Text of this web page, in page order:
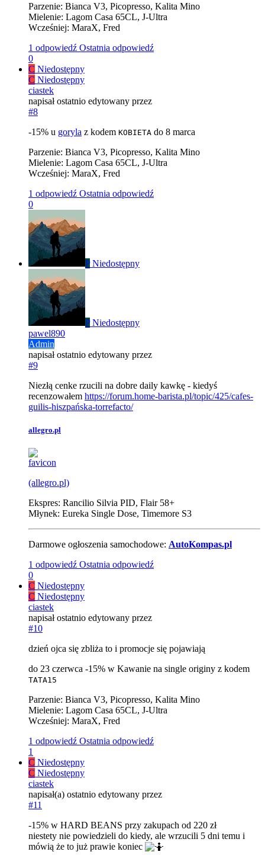
Parzenie: Bianca V3, Picopresso, Kalita Mino
Mielenie: Lagom Casa 65CL, J-Ultra
Wcześniej: MaraX, Fred
1 odpowiedź Ostatnia odpowiedź
0
C Niedostępny
C Niedostępny
ciastek
napisałostatnio edytowany przez
#8
-15% u goryla z kodem KOBIETA do 8 marca
Parzenie: Bianca V3, Picopresso, Kalita Mino
Mielenie: Lagom Casa 65CL, J-Ultra
Wcześniej: MaraX, Fred
1 odpowiedź Ostatnia odpowiedź
0
P Niedostępny
P Niedostępny
pawel890
Admin
napisałostatnio edytowany przez
#9
Niezłą cenke rzucili na dobre daily kawkę - kiedyś
recenzowałem https://forum.home-barista.pl/topic/425/cafes-
guilis-hiszpańska-torrefacto/
allegro.pl
(allegro.pl)
Ekspres: Rancilio Silvia PID, Flair 58+
Młynek: Eureka Single Dose, Timemore S3
Darmowe ogłoszenia samochodowe: AutoKompas.pl
1 odpowiedź Ostatnia odpowiedź
0
C Niedostępny
C Niedostępny
ciastek
napisałostatnio edytowany przez
#10
dzień ojca się zbliża to i promocje się pojawiają
do 23 czerwca -15% w Kawanie na single originy z kodem
TATA15
Parzenie: Bianca V3, Picopresso, Kalita Mino
Mielenie: Lagom Casa 65CL, J-Ultra
Wcześniej: MaraX, Fred
1 odpowiedź Ostatnia odpowiedź
1
C Niedostępny
C Niedostępny
ciastek
napisał(a) ostatnio edytowany przez
#11
-15% w HARD BEANS przy zakupach od 220 zł
niestety nie powiedzieli do kiedy, ale wrzucili 5 dni temu i
mówią że to już prawie koniec